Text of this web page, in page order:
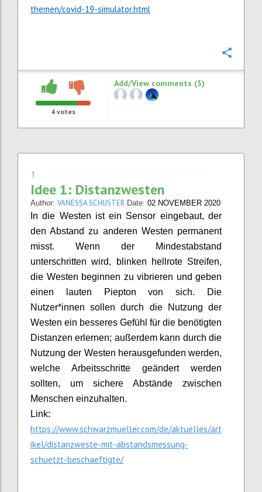
themen/covid-19-simulator.html
4 votes
Add/View comments (3)
1
Idee 1: Distanzwesten
Author: VANESSA SCHUSTER Date: 02 NOVEMBER 2020
In die Westen ist ein Sensor eingebaut, der
den Abstand zu anderen Westen permanent
misst. Wenn der Mindestabstand
unterschritten wird, blinken hellrote Streifen,
die Westen beginnen zu vibrieren und geben
einen lauten Piepton von sich. Die
Nutzer*innen sollen durch die Nutzung der
Westen ein besseres Gefühl für die benötigten
Distanzen erlernen; außerdem kann durch die
Nutzung der Westen herausgefunden werden,
welche Arbeitsschritte geändert werden
sollten, um sichere Abstände zwischen
Menschen einzuhalten.
Link:
https://www.schwarzmueller.com/de/aktuelles/art
ikel/distanzweste-mit-abstandsmessung-
schuetzt-beschaeftigte/